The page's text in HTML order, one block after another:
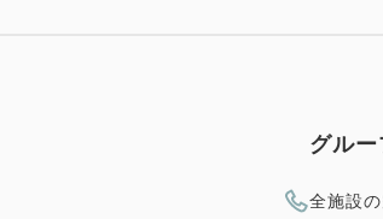
グル
全施設